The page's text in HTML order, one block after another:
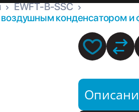
EWFT-B-SSC
конденсатором